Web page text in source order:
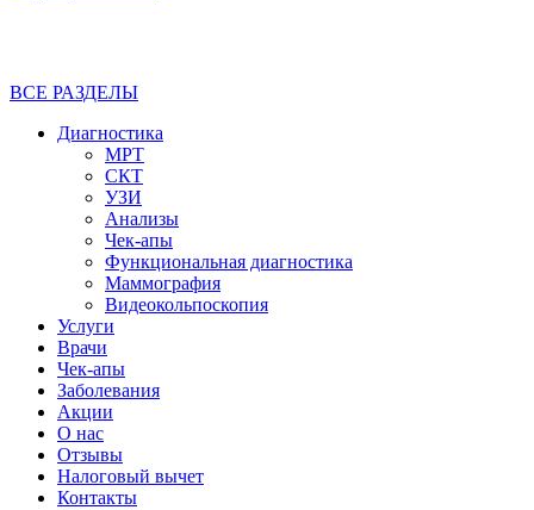
ВСЕ РАЗДЕЛЫ
Диагностика
МРТ
СКТ
УЗИ
Анализы
Чек-апы
Функциональная диагностика
Маммография
Видеокольпоскопия
Услуги
Врачи
Чек-апы
Заболевания
Акции
О нас
Отзывы
Налоговый вычет
Контакты